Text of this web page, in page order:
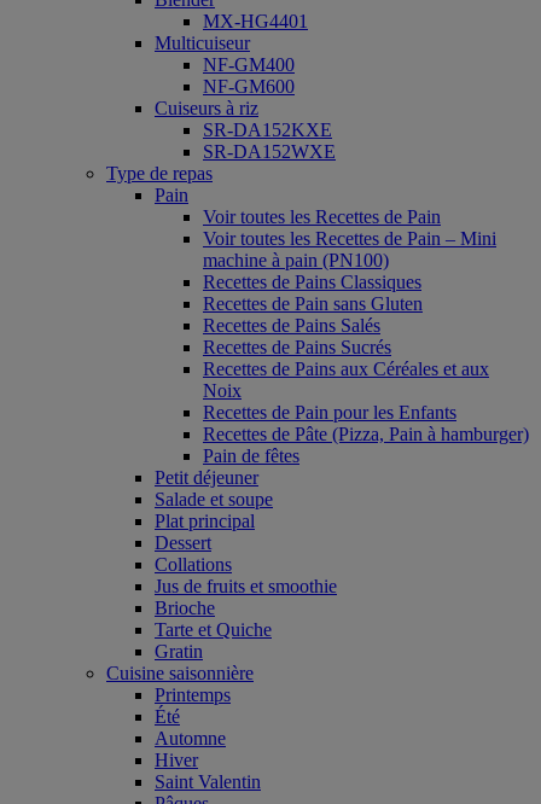
MX-HG4401
Multicuiseur
NF-GM400
NF-GM600
Cuiseurs à riz
SR-DA152KXE
SR-DA152WXE
Type de repas
Pain
Voir toutes les Recettes de Pain
Voir toutes les Recettes de Pain – Mini
machine à pain (PN100)
Recettes de Pains Classiques
Recettes de Pain sans Gluten
Recettes de Pains Salés
Recettes de Pains Sucrés
Recettes de Pains aux Céréales et aux
Noix
Recettes de Pain pour les Enfants
Recettes de Pâte (Pizza, Pain à hamburger)
Pain de fêtes
Petit déjeuner
Salade et soupe
Plat principal
Dessert
Collations
Jus de fruits et smoothie
Brioche
Tarte et Quiche
Gratin
Cuisine saisonnière
Printemps
Été
Automne
Hiver
Saint Valentin